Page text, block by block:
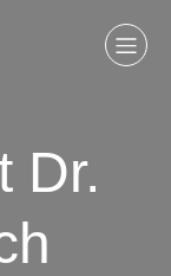
Dr.